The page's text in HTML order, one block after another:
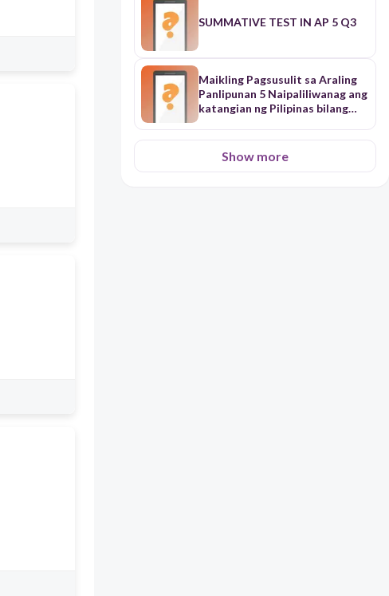
SUMMATIVE TEST IN AP 5 Q3
Maikling Pagsusulit sa Araling
Panlipunan 5 Naipaliliwanag ang
katangian ng Pilipinas bilang
bansang archipelago
Show more